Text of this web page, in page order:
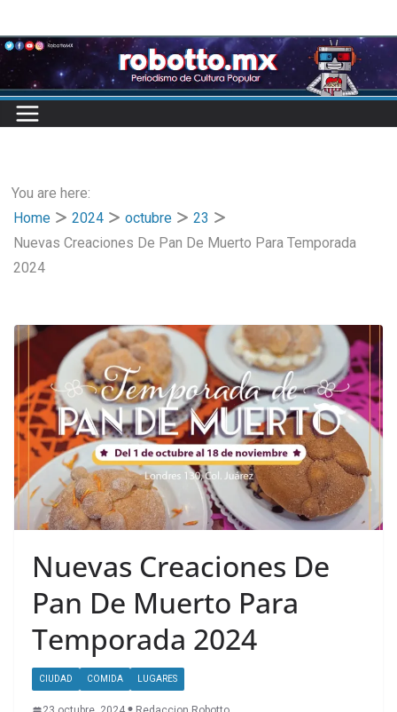
to
content
You are here:
Home
2024 octubre
23
Nuevas Creaciones De Pan De Muerto Para Temporada
2024
Nuevas Creaciones De
Pan De Muerto Para
Temporada 2024
CIUDAD COMIDA LUGARES